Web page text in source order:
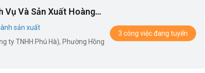
Vụ Và Sản Xuất Hoàng
sản xuất
ty TNHH Phú Hà), Phường Hồng
3 công việc đang tuyển